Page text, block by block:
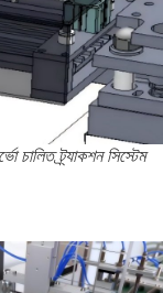
চালিত ট্র্যাকশন সিস্টেম